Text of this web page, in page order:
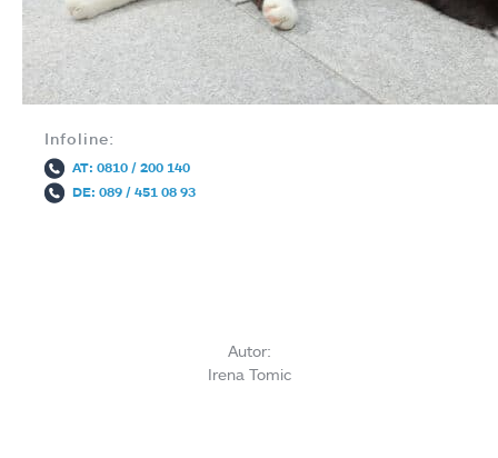
Infoline:
AT: 0810 / 200 140
DE: 089 / 451 08 93
Autor:
Irena Tomic